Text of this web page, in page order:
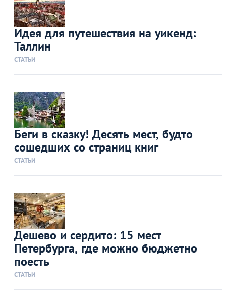
Идея для путешествия на уикенд:
Таллин
СТАТЬИ
Беги в сказку! Десять мест, будто
сошедших со страниц книг
СТАТЬИ
Дешево и сердито: 15 мест
Петербурга, где можно бюджетно
поесть
СТАТЬИ